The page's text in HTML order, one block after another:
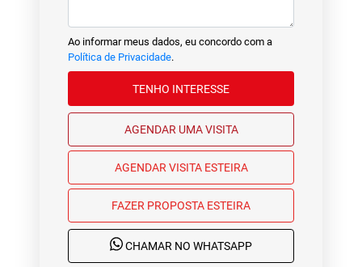
Ao informar meus dados, eu concordo com a
Política de Privacidade.
TENHO INTERESSE
AGENDAR UMA VISITA
AGENDAR VISITA ESTEIRA
FAZER PROPOSTA ESTEIRA
CHAMAR NO WHATSAPP